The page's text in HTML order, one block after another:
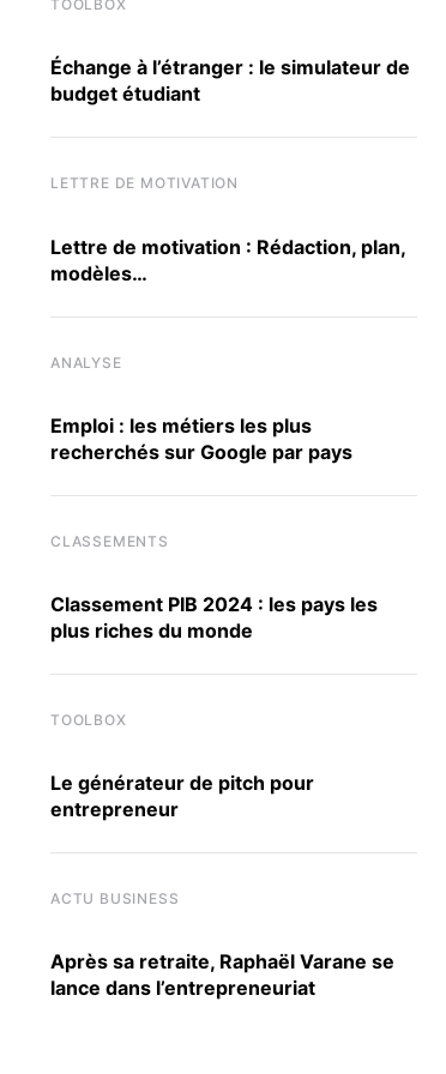
TOOLBOX
Échange à l’étranger : le simulateur de
budget étudiant
LETTRE DE MOTIVATION
Lettre de motivation : Rédaction, plan,
modèles…
ANALYSE
Emploi : les métiers les plus
recherchés sur Google par pays
CLASSEMENTS
Classement PIB 2024 : les pays les
plus riches du monde
TOOLBOX
Le générateur de pitch pour
entrepreneur
ACTU BUSINESS
Après sa retraite, Raphaël Varane se
lance dans l’entrepreneuriat